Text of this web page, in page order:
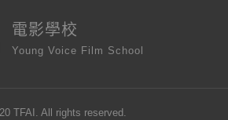
電影學校
Young Voice Film School
TFAI. All rights reserved.